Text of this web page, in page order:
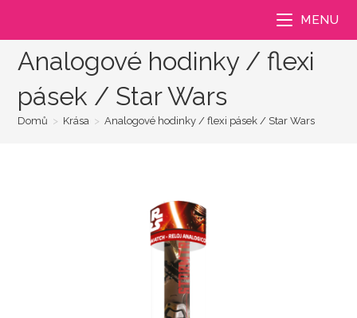
MENU
Analogové hodinky / flexi
pásek / Star Wars
Domů > Krása > Analogové hodinky / flexi pásek / Star Wars